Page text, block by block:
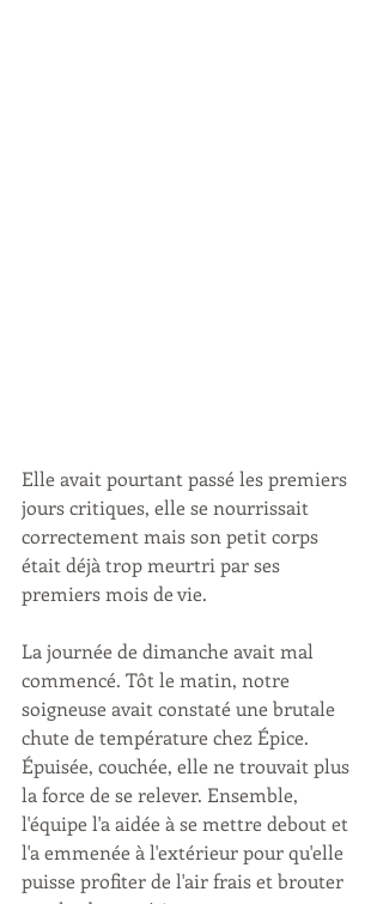
Elle avait pourtant passé les premiers
jours critiques, elle se nourrissait
correctement mais son petit corps
était déjà trop meurtri par ses
premiers mois de vie.
La journée de dimanche avait mal
commencé. Tôt le matin, notre
soigneuse avait constaté une brutale
chute de température chez Épice.
Épuisée, couchée, elle ne trouvait plus
la force de se relever. Ensemble,
l'équipe l'a aidée à se mettre debout et
l'a emmenée à l'extérieur pour qu'elle
puisse profiter de l'air frais et brouter